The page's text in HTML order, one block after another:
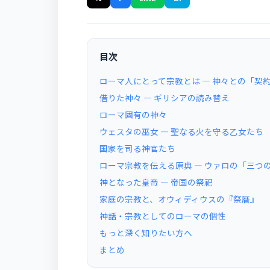
目次
ローマ人にとって宗教とは ― 神々との「契約
借りた神々 ― ギリシアの読み替え
ローマ固有の神々
ウェスタの巫女 ― 聖なる火を守る乙女たち
国家を司る神官たち
ローマ宗教を伝える原典 ― ウァロの「三つの
神となった皇帝 ― 帝国の祭祀
家庭の宗教と、オウィディウスの『祭暦』
神話・宗教としてのローマの個性
もっと深く知りたい方へ
まとめ